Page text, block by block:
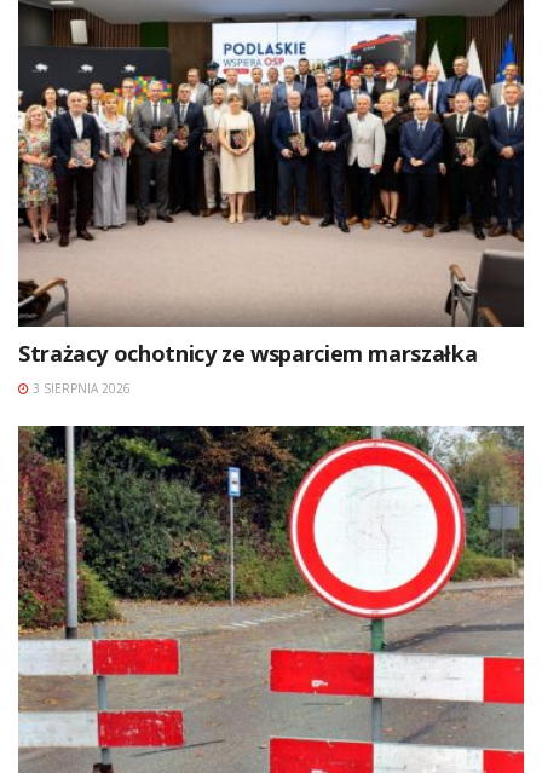
Strażacy ochotnicy ze wsparciem marszałka
3 SIERPNIA 2026